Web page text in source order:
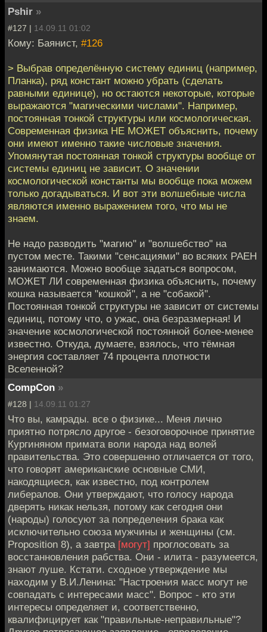
Pshir »
#127 | 14.09.11 01:02
Кому: Баянист, #126
> Выбрав определённую систему единиц (например,
Планка), ряд констант можно убрать (сделать
равными единице), но остаются некоторые, которые
выражаются "магическими числами". Например,
постоянная тонкой структуры или космологическая.
Современная физика НЕ МОЖЕТ объяснить, почему
они имеют именно такие числовые значения.
Упомянутая постоянная тонкой структуры вообще от
системы единиц не зависит. О значении
космологической константы мы вообще пока можем
только догадываться. И вот эти волшебные числа
являются именно выражением того, что мы не
знаем.
Не надо разводить "магию" и "волшебство" на
пустом месте. Такими "сенсациями" во всяких РАЕН
занимаются. Можно вообще задаться вопросом,
МОЖЕТ ЛИ современная физика объяснить, почему
кошка называется "кошкой", а не "собакой".
Постоянная тонкой структуры не зависит от системы
единиц, потому что, о ужас, она безразмерная! И
значение космологической постоянной более-менее
известно. Откуда, думаете, взялось, что тёмная
энергия составляет 74 процента плотности
Вселенной?
CompCon »
#128 | 14.09.11 01:27
Что вы, камрады. все о физике... Меня лично
приятно потрясло другое - безоговорочное принятие
Кургиняном примата воли народа над волей
правительства. Это совершенно отличается от того,
что говорят американские основные СМИ,
накодящиеся, как известно, под контролем
либералов. Они утверждают, что голосу народа
дверять никак нельзя, потому как сегодня они
(народы) голосуют за попределения брака как
исключительно союза мужчины и женщины (см.
Proposition 8), а завтра [могут] проглосовать за
восстанновления рабства. Они - илита - разумеется,
знают луше. Кстати. сходное утверждение мы
находим у В.И.Ленина: "Настроения масс могут не
совпадать с интересами масс". Вопрос - кто эти
интересы определяет и, соответственно,
квалифицирует как "правильные-неправильные"?